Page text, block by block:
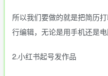
所以我们要做的就是把简历
行编辑，无论是用手机还是
2.小红书起号发作品